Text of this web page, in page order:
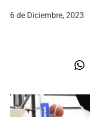
6 de Diciembre, 2023